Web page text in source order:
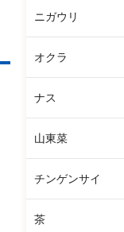
ニガウリ
オクラ
ナス
山東菜
チンゲンサイ
茶